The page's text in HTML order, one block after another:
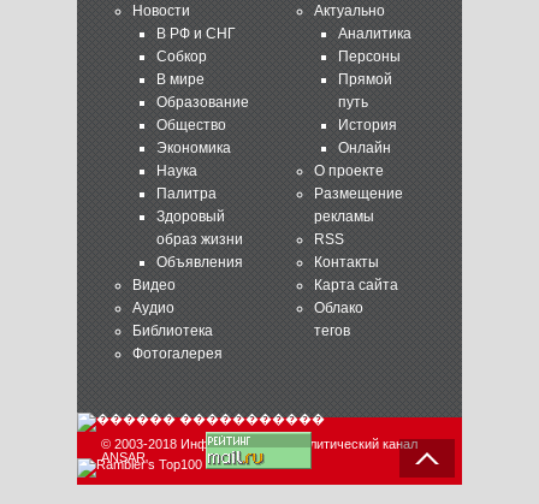
Новости
В РФ и СНГ
Собкор
В мире
Образование
Общество
Экономика
Наука
Палитра
Здоровый
образ жизни
Объявления
Видео
Аудио
Библиотека
Фотогалерея
Актуально
Аналитика
Персоны
Прямой
путь
История
Онлайн
О проекте
Размещение
рекламы
RSS
Контакты
Карта сайта
Облако
тегов
© 2003-2018 Информационно-аналитический канал
ANSAR